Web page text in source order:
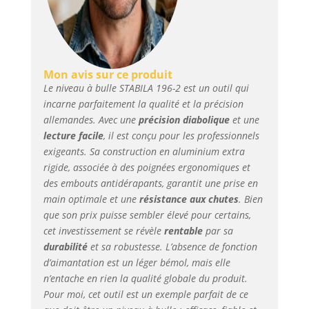
qualité avec liquide
fluorescent. Verre
acrylique très
avec des contours
intérieurs alignés avec
précision et anneaux
de lecture intégrés au
même plan que la
paroi intérieure
MESURES DE HAUTE
PRECISION : La
technologie de
montage LOCKED
VIALS assure une
précision à long terme.
Précision de mesure
en position normale et
inversée ± 0,5 mm/m.
Lecture exacte de -20
°C à +50 °C PRATIQUE :
Mon avis sur ce produit
Le niveau à bulle STABILA 196-2 est un outil qui
incarne parfaitement la qualité et la précision
allemandes. Avec une précision diaboliqueet une
lecture facile, il est conçu pour les professionnels
exigeants. Sa construction en aluminium extra
rigide, associée à des poignées ergonomiques et
des embouts antidérapants, garantit une prise en
main optimale et une résistance aux chutes. Bien
que son prix puisse sembler élevé pour certains,
cet investissement se révèle rentablepar sa
durabilitéet sa robustesse. L’absence de fonction
d’aimantation est un léger bémol, mais elle
n’entache en rien la qualité globale du produit.
Pour moi, cet outil est un exemple parfait de ce